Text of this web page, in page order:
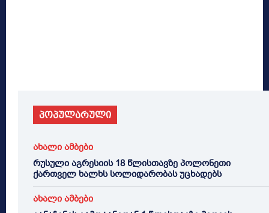
პოპულარული
ახალი ამბები
რუსული აგრესიის 18 წლისთავზე პოლონეთი
ქართველ ხალხს სოლიდარობას უცხადებს
ახალი ამბები